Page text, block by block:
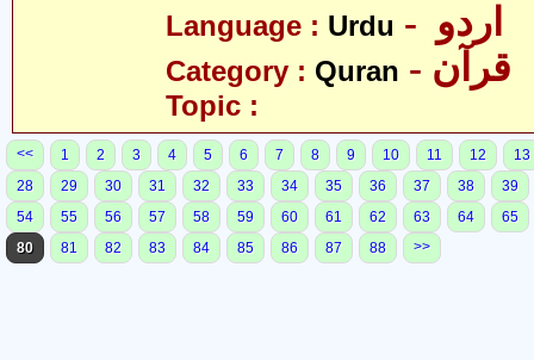
Language : Urdu
Category : Quran - قرآن
Topic :
<< 1 2 3 4 5 6 7 8 9 10 11 12
13
28
29 30 31 32 33 34 35 36 37 38
39
54
55 56 57 58 59 60 61 62 63 64
65
80
81 82 83 84 85 86 87 88 >>